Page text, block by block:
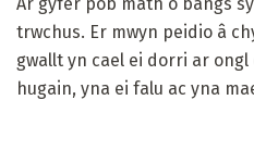
trwchus. Er mwyn peidio â
gwallt yn cael ei dorri ar
hugain, yna ei falu ac yna